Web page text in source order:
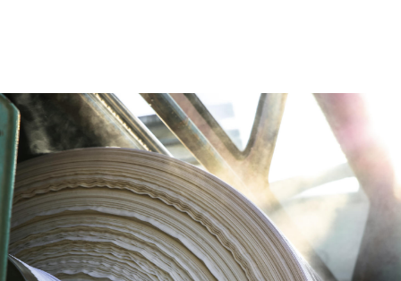
EMPRESA
SERVEIS
QUALITAT